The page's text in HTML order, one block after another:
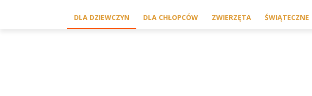
DLA DZIEWCZYN DLA CHŁOPCÓW ZWIERZĘTA ŚWIĄTECZNE